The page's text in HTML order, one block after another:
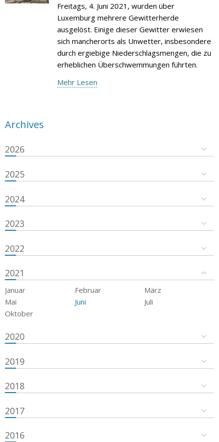
Freitags, 4. Juni 2021, wurden über
Luxemburg mehrere Gewitterherde
ausgelöst. Einige dieser Gewitter erwiesen
sich mancherorts als Unwetter, insbesondere
durch ergiebige Niederschlagsmengen, die zu
erheblichen Überschwemmungen führten.
Mehr Lesen
Archives
2026
2025
2024
2023
2022
2021
Januar Februar
März
Mai
Juni
Juli
Oktober
2020
2019
2018
2017
2016